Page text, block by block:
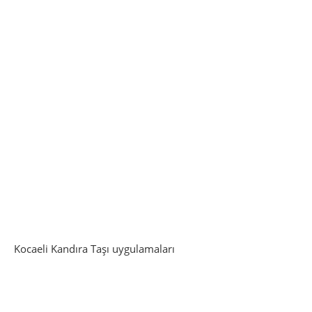
Kocaeli Kandıra Taşı uygulamaları